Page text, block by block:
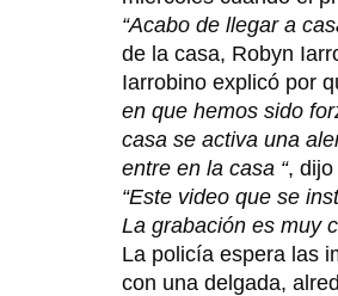
“Acabo de llegar a
de la casa, Robyn
Iarrobino explicó por
en que hemos sido
casa se activa una
entre en la casa “, dijo
“Este video que se
La grabación es muy
La policía espera las
con una delgada,